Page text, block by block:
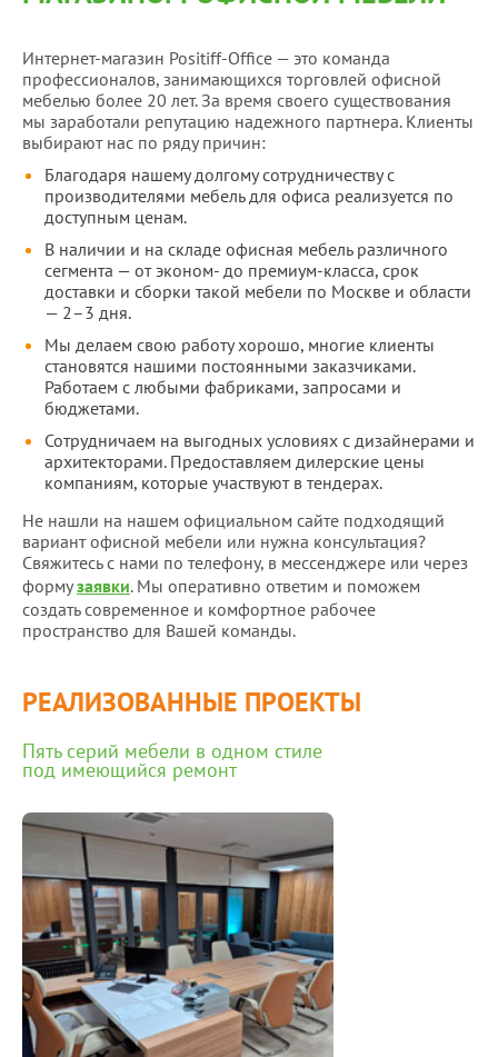
Интернет-магазин Positiff-Office — это команда
профессионалов, занимающихся торговлей офисной
мебелью более 20 лет. За время своего существования
мы заработали репутацию надежного партнера. Клиенты
выбирают нас по ряду причин:
Благодаря нашему долгому сотрудничеству с
производителями мебель для офиса реализуется по
доступным ценам.
В наличии и на складе офисная мебель различного
сегмента — от эконом- до премиум-класса, срок
доставки и сборки такой мебели по Москве и области
— 2–3 дня.
Мы делаем свою работу хорошо, многие клиенты
становятся нашими постоянными заказчиками.
Работаем с любыми фабриками, запросами и
бюджетами.
Сотрудничаем на выгодных условиях с дизайнерами и
архитекторами. Предоставляем дилерские цены
компаниям, которые участвуют в тендерах.
Не нашли на нашем официальном сайте подходящий
вариант офисной мебели или нужна консультация?
Свяжитесь с нами по телефону, в мессенджере или через
формузаявки. Мы оперативно ответим и поможем
создать современное и комфортное рабочее
пространство для Вашей команды.
РЕАЛИЗОВАННЫЕ ПРОЕКТЫ
Пять серий мебели в одном стиле
под имеющийся ремонт